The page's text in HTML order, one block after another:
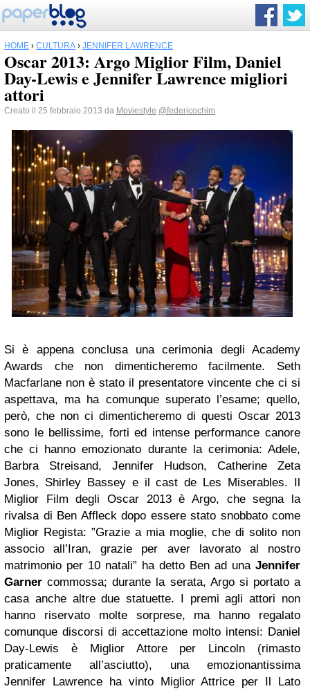
HOME › CULTURA › JENNIFER LAWRENCE
Oscar 2013: Argo Miglior Film, Daniel
Day-Lewis e Jennifer Lawrence migliori
attori
Creato il 25 febbraio 2013 da Moviestyle @federicochim
Si è appena conclusa una cerimonia degli Academy
Awards che non dimenticheremo facilmente. Seth
Macfarlane non è stato il presentatore vincente che ci si
aspettava, ma ha comunque superato l’esame; quello,
però, che non ci dimenticheremo di questi Oscar 2013
sono le bellissime, forti ed intense performance canore
che ci hanno emozionato durante la cerimonia: Adele,
Barbra Streisand, Jennifer Hudson, Catherine Zeta
Jones, Shirley Bassey e il cast de Les Miserables. Il
Miglior Film degli Oscar 2013 è Argo, che segna la
rivalsa di Ben Affleck dopo essere stato snobbato come
Miglior Regista: ”Grazie a mia moglie, che di solito non
associo all’Iran, grazie per aver lavorato al nostro
matrimonio per 10 natali” ha detto Ben ad una Jennifer
Garner commossa; durante la serata, Argo si portato a
casa anche altre due statuette. I premi agli attori non
hanno riservato molte sorprese, ma hanno regalato
comunque discorsi di accettazione molto intensi: Daniel
Day-Lewis è
Miglior Attoreper Lincoln (rimasto
praticamente all’asciutto), una emozionantissima
Jennifer Lawrence ha vinto
Miglior Attrice per Il Lato